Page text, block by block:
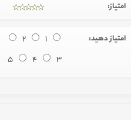
امتیاز:
امتیاز دهید: 1
2
3
4
5